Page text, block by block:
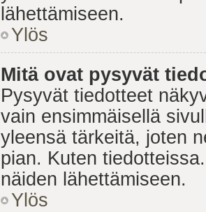
lähettämiseen.
Ylös
Mitä ovat pysyvät
Pysyvät tiedotteet
vain ensimmäisellä
yleensä tärkeitä, joten
pian. Kuten
näiden lähettämiseen.
Ylös